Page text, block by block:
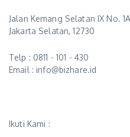
Jalan Kemang Selatan IX No.
Jakarta Selatan, 12730
Telp : 0811 - 101 - 430
Email : info@bizhare.id
Ikuti Kami :